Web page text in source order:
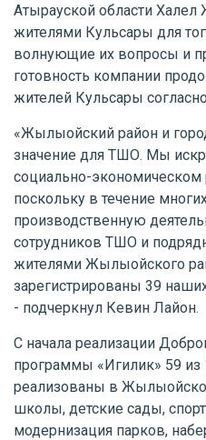
Атырауской области Халел
жителями Кульсары для
волнующие их вопросы и
готовность компании
жителей Кульсары
«Жылыойский район и
значение для ТШО. Мы
социально-экономическом
поскольку в течение
производственную
сотрудников ТШО и
жителями Жылыойского
зарегистрированы 39
- подчеркнул Кевин Лайон.
С начала реализации
программы «Игилик» 59
реализованы в
школы, детские сады,
модернизация парков,